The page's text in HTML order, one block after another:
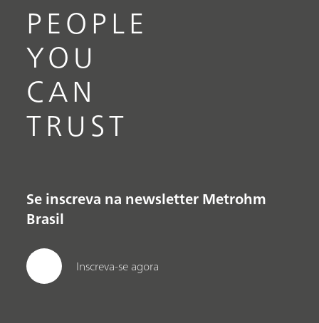
PEOPLE
YOU
CAN
TRUST
Se inscreva na newsletter Metrohm
Brasil
Inscreva-se agora